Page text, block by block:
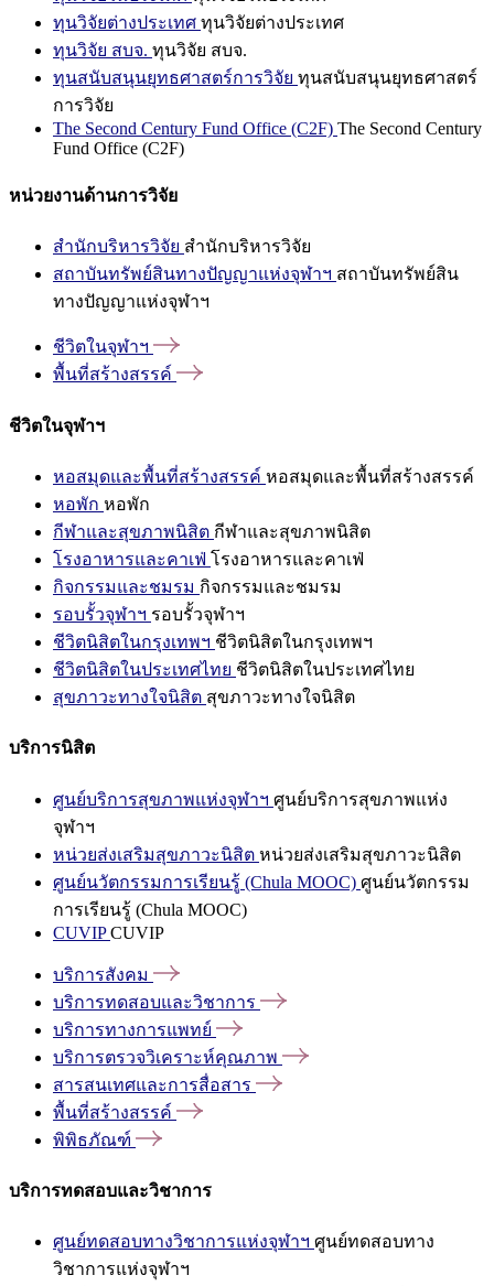
ทุนวิจัยต่างประเทศ ทุนวิจัยต่างประเทศ
ทุนวิจัย สบจ. ทุนวิจัย สบจ.
ทุนสนับสนุนยุทธศาสตร์การวิจัย ทุนสนับสนุนยุทธศาสตร์
การวิจัย
The Second Century Fund Office (C2F) The Second Century
Fund Office (C2F)
หน่วยงานด้านการวิจัย
สำนักบริหารวิจัย สำนักบริหารวิจัย
สถาบันทรัพย์สินทางปัญญาแห่งจุฬาฯ สถาบันทรัพย์สิน
ทางปัญญาแห่งจุฬาฯ
ชีวิตในจุฬาฯ
พื้นที่สร้างสรรค์
ชีวิตในจุฬาฯ
หอสมุดและพื้นที่สร้างสรรค์ หอสมุดและพื้นที่สร้างสรรค์
หอพัก หอพัก
กีฬาและสุขภาพนิสิต กีฬาและสุขภาพนิสิต
โรงอาหารและคาเฟ่ โรงอาหารและคาเฟ่
กิจกรรมและชมรม กิจกรรมและชมรม
รอบรั้วจุฬาฯ รอบรั้วจุฬาฯ
ชีวิตนิสิตในกรุงเทพฯ ชีวิตนิสิตในกรุงเทพฯ
ชีวิตนิสิตในประเทศไทย ชีวิตนิสิตในประเทศไทย
สุขภาวะทางใจนิสิต สุขภาวะทางใจนิสิต
บริการนิสิต
ศูนย์บริการสุขภาพแห่งจุฬาฯ ศูนย์บริการสุขภาพแห่ง
จุฬาฯ
หน่วยส่งเสริมสุขภาวะนิสิต หน่วยส่งเสริมสุขภาวะนิสิต
ศูนย์นวัตกรรมการเรียนรู้ (Chula MOOC) ศูนย์นวัตกรรม
การเรียนรู้ (Chula MOOC)
CUVIPCUVIP
บริการสังคม
บริการทดสอบและวิชาการ
บริการทางการแพทย์
บริการตรวจวิเคราะห์คุณภาพ
สารสนเทศและการสื่อสาร
พื้นที่สร้างสรรค์
พิพิธภัณฑ์
บริการทดสอบและวิชาการ
ศูนย์ทดสอบทางวิชาการแห่งจุฬาฯ ศูนย์ทดสอบทาง
วิชาการแห่งจุฬาฯ